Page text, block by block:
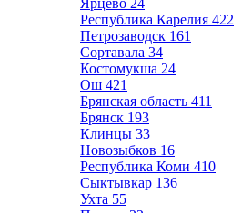
Ярцево 24
Республика Карелия 422
Петрозаводск 161
Сортавала 34
Костомукша 24
Ош 421
Брянская область 411
Брянск 193
Клинцы 33
Новозыбков 16
Республика Коми 410
Сыктывкар 136
Ухта 55